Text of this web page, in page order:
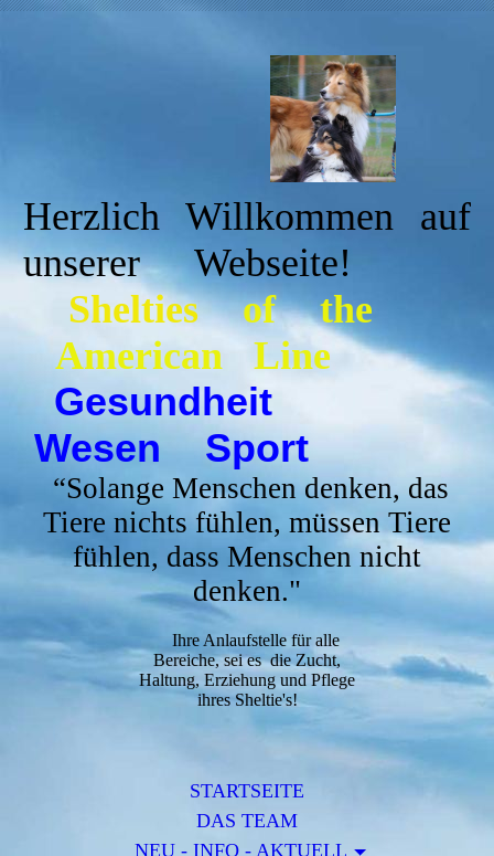
Herzlich Willkommen auf
unserer Webseite!
Sheltiesof the
American Line
Gesundheit
Wesen Sport
“Solange Menschen denken, das
Tiere nichts fühlen, müssen Tiere
fühlen, dass Menschen nicht
denken."
Ihre Anlaufstelle für alle
Bereiche, sei es die Zucht,
Haltung, Erziehung und Pflege
ihres Sheltie's!
STARTSEITE
DAS TEAM
NEU - INFO - AKTUELL